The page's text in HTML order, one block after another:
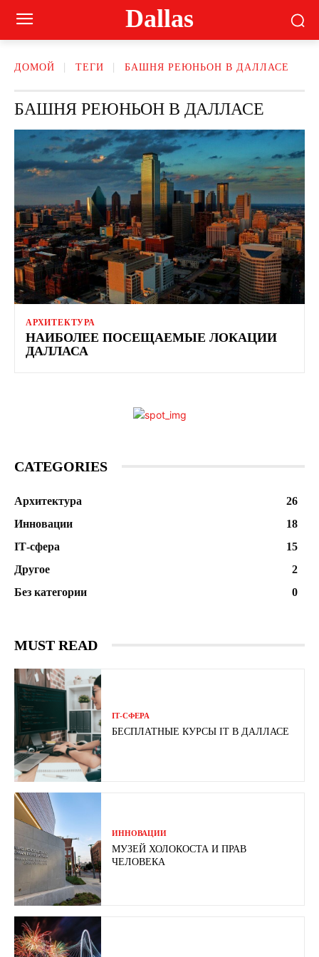
Dallas
ДОМОЙ ТЕГИ БАШНЯ РЕЮНЬОН В ДАЛЛАСЕ
БАШНЯ РЕЮНЬОН В ДАЛЛАСЕ
АРХИТЕКТУРА
НАИБОЛЕЕ ПОСЕЩАЕМЫЕ ЛОКАЦИИ
ДАЛЛАСА
CATEGORIES
Архитектура
26
Инновации
18
ІТ-сфера
15
Другое
2
Без категории
0
MUST READ
ІТ-СФЕРА
БЕСПЛАТНЫЕ КУРСЫ IT В ДАЛЛАСЕ
ИННОВАЦИИ
МУЗЕЙ ХОЛОКОСТА И ПРАВ
ЧЕЛОВЕКА